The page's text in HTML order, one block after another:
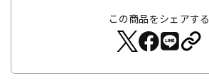
この商品をシェアする